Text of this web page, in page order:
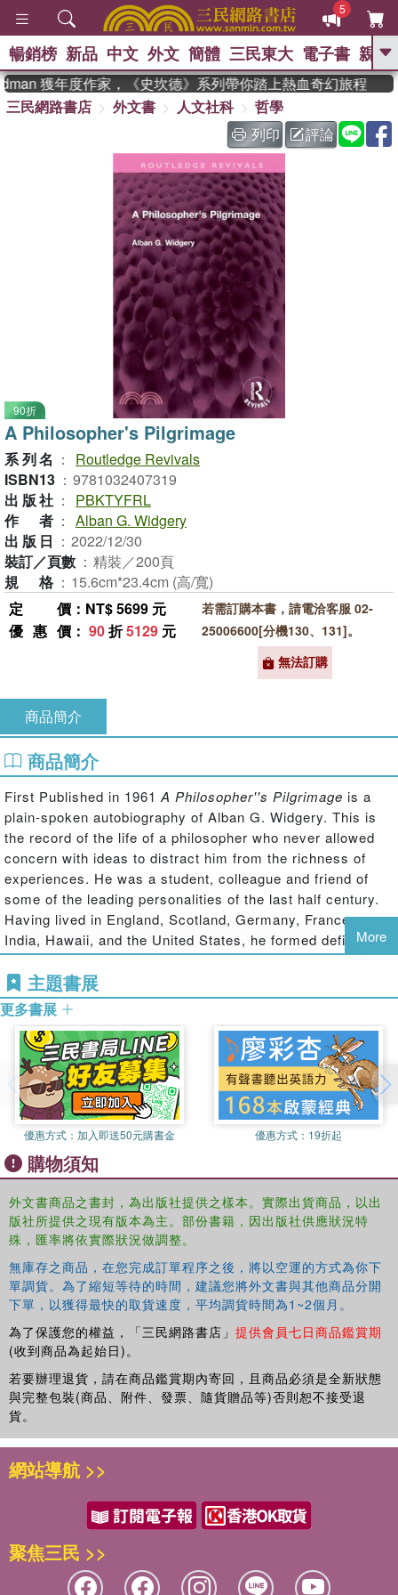
5
GO
熱搜： 東野圭吾 、
The Odyssey 、 父親節 、 如果歷
史是一群喵 、 暑期推薦 、 國際布克
獎 臺灣漫遊錄 、
登輝時代 、 數學女孩：黎曼猜想
偉大的迷走神經
暢銷榜 新品 中文 外文 簡體 三民東大 電子書 親子
獲年度作家，《史坎德》系列帶你踏上熱血奇幻旅程
三民網路書店
外文書 人文社科
哲學
列印
評論
90折
A Philosopher's Pilgrimage
系列名 ：
Routledge Revivals
ISBN13 ： 9781032407319
出版社 ：
PBKTYFRL
作者 ： Alban G. Widgery
出版日 ： 2022/12/30
裝訂／頁數 ： 精裝／200頁
規格 ： 15.6cm*23.4cm (高/寬)
定價 ：NT$ 5699 元
優惠價 ： 90折5129 元
若需訂購本書，請電洽客服 02-
25006600[分機130、131]。
無法訂購
商品簡介
商品簡介
First Published in 1961 A Philosopher''s Pilgrimage is a
plain-spoken autobiography of Alban G. Widgery. This is
the record of the life of a philosopher who never allowed
concern with ideas to distract him from the richness of
experiences. He was a student, colleague and friend of
some of the leading personalities of the last half century.
Having lived in England, Scotland, Germany, France,
India, Hawaii, and the United States, he formed definite
impressions of their peoples. In India, on the personal
staff of H.H. Sayaji Rao III, he greatly influenced him in
his pioneer achievements. Associated with Hindus,
Buddhists, Parsis, Muslims, and Jews, he came to
appreciate essentials of their faiths. He critically
considered the teachings of such thinkers as Nietzsche,
Tolstoy, and Shaw. With a clarity of exposition and with
humour he presents a philosophy of life worthy of serious
consideration. This book will be of interest to students of
philosophy.
More
主題書展
更多書展
優惠方式： 加入即送50元購書金 優惠方式： 19折起
購物須知
外文書商品之書封，為出版社提供之樣本。實際出貨商品，以出
版社所提供之現有版本為主。部份書籍，因出版社供應狀況特
殊，匯率將依實際狀況做調整。
無庫存之商品，在您完成訂單程序之後，將以空運的方式為你下
單調貨。為了縮短等待的時間，建議您將外文書與其他商品分開
下單，以獲得最快的取貨速度，平均調貨時間為1~2個月。
為了保護您的權益，「三民網路書店」 提供會員七日商品鑑賞期
(收到商品為起始日)。
若要辦理退貨，請在商品鑑賞期內寄回，且商品必須是全新狀態
與完整包裝(商品、附件、發票、隨貨贈品等)否則恕不接受退
貨。
網站導航 >>
聚焦三民 >>